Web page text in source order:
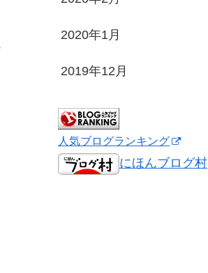
2020年1月
2019年12月
人気ブログランキング
にほんブログ村